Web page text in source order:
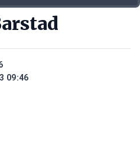
09:46